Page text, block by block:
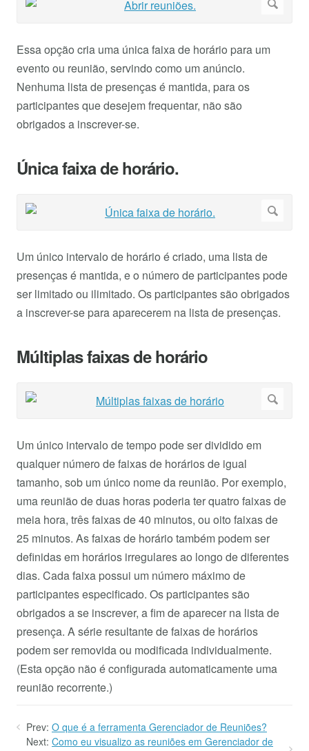
Essa opção cria uma única faixa de horário para um
evento ou reunião, servindo como um anúncio.
Nenhuma lista de presenças é mantida, para os
participantes que desejem frequentar, não são
obrigados a inscrever-se.
Única faixa de horário.
Um único intervalo de horário é criado, uma lista de
presenças é mantida, e o número de participantes pode
ser limitado ou ilimitado. Os participantes são obrigados
a inscrever-se para aparecerem na lista de presenças.
Múltiplas faixas de horário
Um único intervalo de tempo pode ser dividido em
qualquer número de faixas de horários de igual
tamanho, sob um único nome da reunião. Por exemplo,
uma reunião de duas horas poderia ter quatro faixas de
meia hora, três faixas de 40 minutos, ou oito faixas de
25 minutos. As faixas de horário também podem ser
definidas em horários irregulares ao longo de diferentes
dias. Cada faixa possui um número máximo de
participantes especificado. Os participantes são
obrigados a se inscrever, a fim de aparecer na lista de
presença. A série resultante de faixas de horários
podem ser removida ou modificada individualmente.
(Esta opção não é configurada automaticamente uma
reunião recorrente.)
Prev: O que é a ferramenta Gerenciador de Reuniões?
Next: Como eu visualizo as reuniões em Gerenciador de